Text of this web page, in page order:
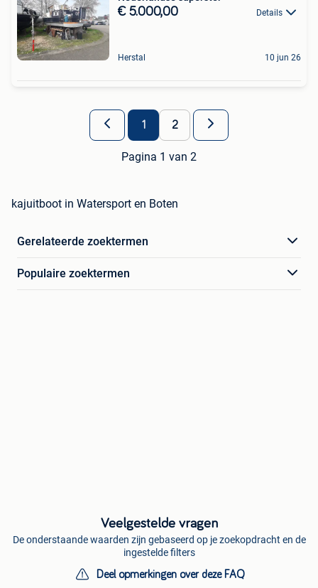
€ 5.000,00 Details
Herstal 10 jun 26
1 2
Pagina 1 van 2
kajuitboot in Watersport en Boten
Gerelateerde zoektermen
Populaire zoektermen
Veelgestelde vragen
De onderstaande waarden zijn gebaseerd op je zoekopdracht en de
ingestelde filters
Deel opmerkingen over deze FAQ